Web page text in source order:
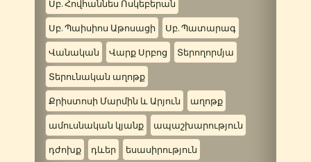
Սբ. Հովհաննես Ոսկեբերան
Սբ. Պաիսիոս Աթոսացի Սբ. Պատարագ
Վանական Վարք Սրբոց Տերողորմյա
Տերունական աղոթք
Քրիստոսի Մարմին և Արյուն աղոթք
ամուսնական կյանք ապաշխարություն
դժոխք դևեր եսասիրություն